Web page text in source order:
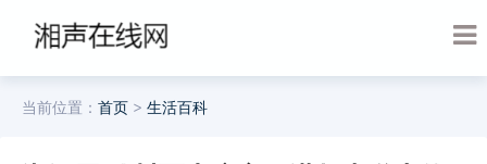
当前位置： 首页 > 生活百科